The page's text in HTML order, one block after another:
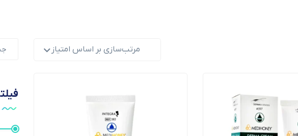
مرتب‌سازی بر اساس امتیاز